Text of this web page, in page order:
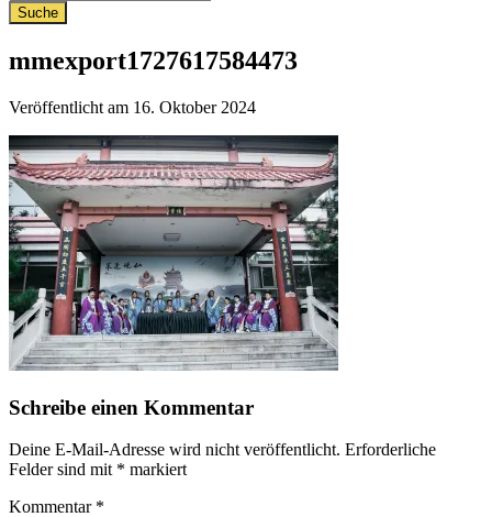
mmexport1727617584473
Veröffentlicht am 16. Oktober 2024
Schreibe einen Kommentar
Deine E-Mail-Adresse wird nicht veröffentlicht. Erforderliche
Felder sind mit * markiert
Kommentar *